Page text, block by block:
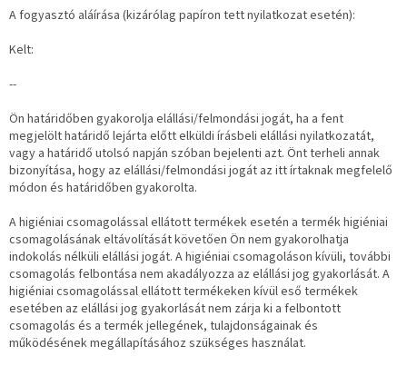
A fogyasztó aláírása (kizárólag papíron tett nyilatkozat esetén):
Kelt:
--
Ön határidőben gyakorolja elállási/felmondási jogát, ha a fent
megjelölt határidő lejárta előtt elküldi írásbeli elállási nyilatkozatát,
vagy a határidő utolsó napján szóban bejelenti azt. Önt terheli annak
bizonyítása, hogy az elállási/felmondási jogát az itt írtaknak megfelelő
módon és határidőben gyakorolta.
A higiéniai csomagolással ellátott termékek esetén a termék higiéniai
csomagolásának eltávolítását követően Ön nem gyakorolhatja
indokolás nélküli elállási jogát. A higiéniai csomagoláson kívüli, további
csomagolás felbontása nem akadályozza az elállási jog gyakorlását. A
higiéniai csomagolással ellátott termékeken kívül eső termékek
esetében az elállási jog gyakorlását nem zárja ki a felbontott
csomagolás és a termék jellegének, tulajdonságainak és
működésének megállapításához szükséges használat.